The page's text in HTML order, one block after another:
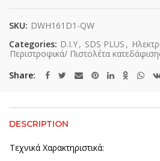
SKU: DWH161D1-QW
Categories: D.I.Y, SDS PLUS ,
Περιστροφικά/ Πιστολέτα
Share
DESCRIPTION
Τεχνικά Χαρακτηριστικά: